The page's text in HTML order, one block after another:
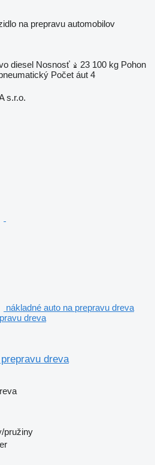
na prepravu automobilov
diesel Nosnosť 23 100 kg Pohon
Počet áut 4
s.r.o.
nákladné auto na prepravu dreva
dreva
dreva
pružiny